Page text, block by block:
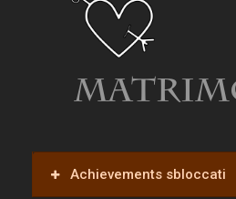
Achievements sbloccati